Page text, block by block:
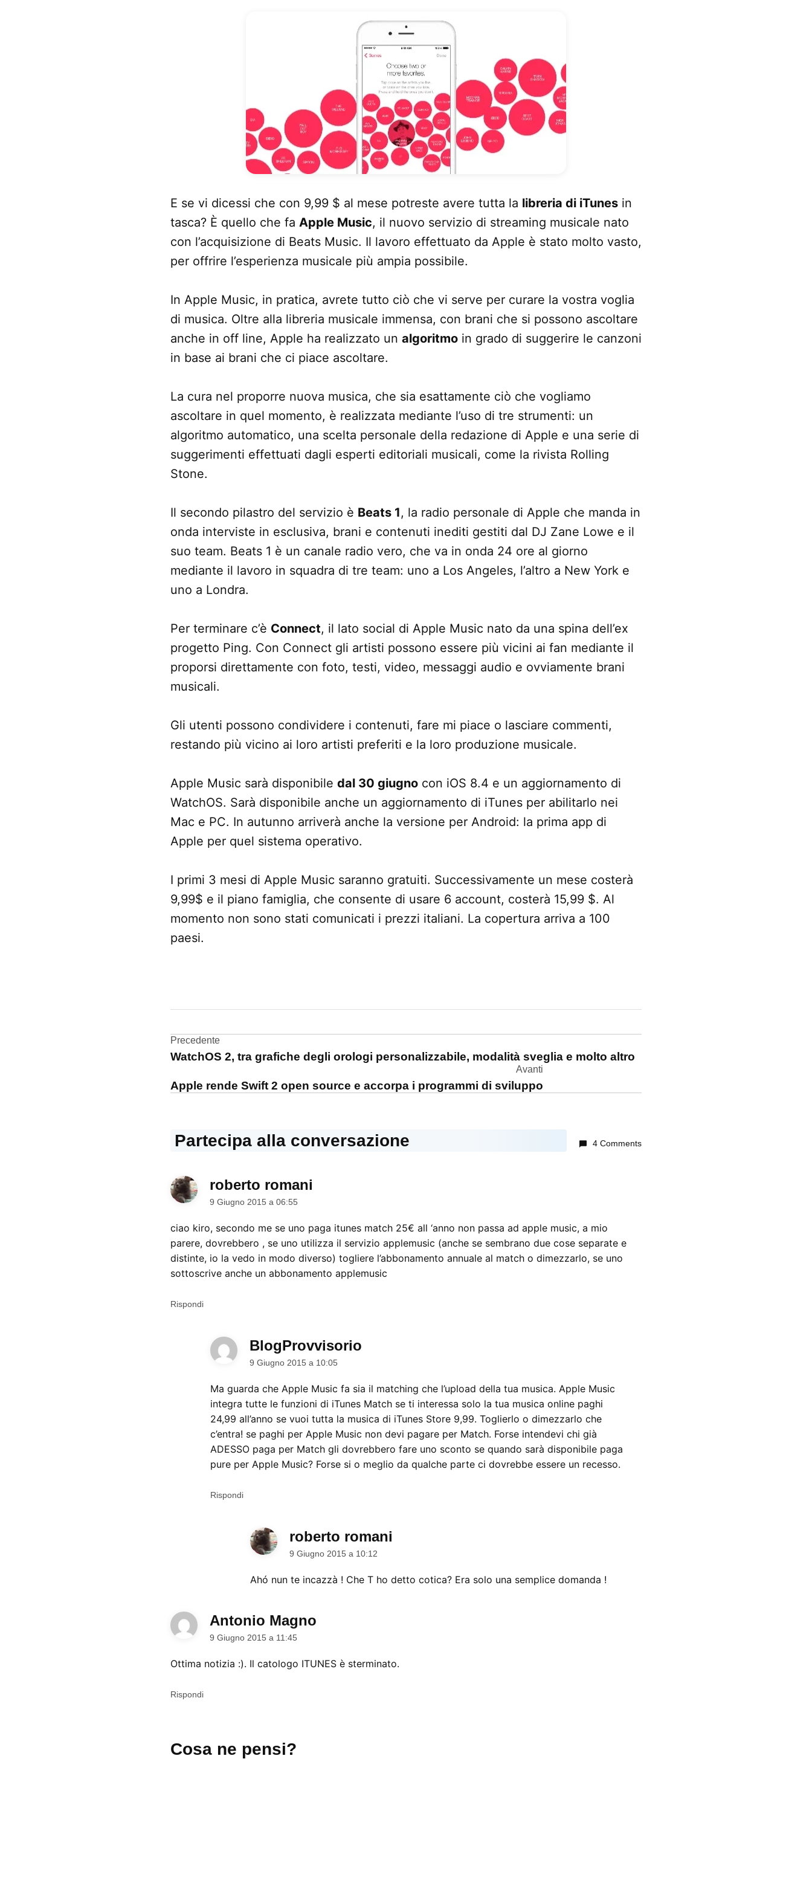
E se vi dicessi che con 9,99 $ al mese potreste avere tutta la libreria di iTunes in
tasca? È quello che fa Apple Music, il nuovo servizio di streaming musicale nato
con l’acquisizione di Beats Music. Il lavoro effettuato da Apple è stato molto vasto,
per offrire l’esperienza musicale più ampia possibile.
In Apple Music, in pratica, avrete tutto ciò che vi serve per curare la vostra voglia
di musica. Oltre alla libreria musicale immensa, con brani che si possono ascoltare
anche in off line, Apple ha realizzato un algoritmo in grado di suggerire le canzoni
in base ai brani che ci piace ascoltare.
La cura nel proporre nuova musica, che sia esattamente ciò che vogliamo
ascoltare in quel momento, è realizzata mediante l’uso di tre strumenti: un
algoritmo automatico, una scelta personale della redazione di Apple e una serie di
suggerimenti effettuati dagli esperti editoriali musicali, come la rivista Rolling
Stone.
Il secondo pilastro del servizio è Beats 1, la radio personale di Apple che manda in
onda interviste in esclusiva, brani e contenuti inediti gestiti dal DJ Zane Lowe e il
suo team. Beats 1 è un canale radio vero, che va in onda 24 ore al giorno
mediante il lavoro in squadra di tre team: uno a Los Angeles, l’altro a New York e
uno a Londra.
Per terminare c’è Connect, il lato social di Apple Music nato da una spina dell’ex
progetto Ping. Con Connect gli artisti possono essere più vicini ai fan mediante il
proporsi direttamente con foto, testi, video, messaggi audio e ovviamente brani
musicali.
Gli utenti possono condividere i contenuti, fare mi piace o lasciare commenti,
restando più vicino ai loro artisti preferiti e la loro produzione musicale.
Apple Music sarà disponibile dal 30 giugno con iOS 8.4 e un aggiornamento di
WatchOS. Sarà disponibile anche un aggiornamento di iTunes per abilitarlo nei
Mac e PC. In autunno arriverà anche la versione per Android: la prima app di
Apple per quel sistema operativo.
I primi 3 mesi di Apple Music saranno gratuiti. Successivamente un mese costerà
9,99$ e il piano famiglia, che consente di usare 6 account, costerà 15,99 $. Al
momento non sono stati comunicati i prezzi italiani. La copertura arriva a 100
paesi.
Music
Navigazione
Precedente
WatchOS 2, tra grafiche degli orologi personalizzabile, modalità sveglia e molto altro
Avanti
Apple rende Swift 2 open source e accorpa i programmi di sviluppo
Partecipa alla conversazione 4 Comments
roberto romani
9 Giugno 2015 a 06:55
ciao kiro, secondo me se uno paga itunes match 25€ all ‘anno non passa ad apple music, a mio
parere, dovrebbero , se uno utilizza il servizio applemusic (anche se sembrano due cose separate e
distinte, io la vedo in modo diverso) togliere l’abbonamento annuale al match o dimezzarlo, se uno
sottoscrive anche un abbonamento applemusic
Rispondi
BlogProvvisorio
9 Giugno 2015 a 10:05
Ma guarda che Apple Music fa sia il matching che l’upload della tua musica. Apple Music
integra tutte le funzioni di iTunes Match se ti interessa solo la tua musica online paghi
24,99 all’anno se vuoi tutta la musica di iTunes Store 9,99. Toglierlo o dimezzarlo che
c’entra! se paghi per Apple Music non devi pagare per Match. Forse intendevi chi già
ADESSO paga per Match gli dovrebbero fare uno sconto se quando sarà disponibile paga
pure per Apple Music? Forse si o meglio da qualche parte ci dovrebbe essere un recesso.
Rispondi
roberto romani
9 Giugno 2015 a 10:12
Ahó nun te incazzà ! Che T ho detto cotica? Era solo una semplice domanda !
Antonio Magno
9 Giugno 2015 a 11:45
Ottima notizia :). Il catologo ITUNES è sterminato.
Rispondi
un
Cosa ne pensi?